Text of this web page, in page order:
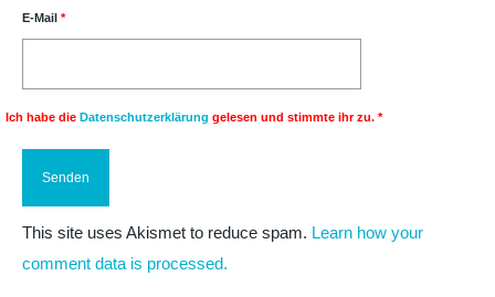
E-Mail *
Ich habe die Datenschutzerklärung gelesen und stimmte ihr zu. *
This site uses Akismet to reduce spam. Learn how your
comment data is processed.